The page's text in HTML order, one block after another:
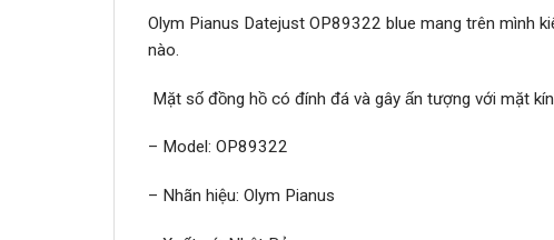
Olym Pianus Datejust OP89322 blue mang trên mình
nào.
Mặt số đồng hồ có đính đá và gây ấn tượng với mặt
– Model: OP89322
– Nhãn hiệu: Olym Pianus